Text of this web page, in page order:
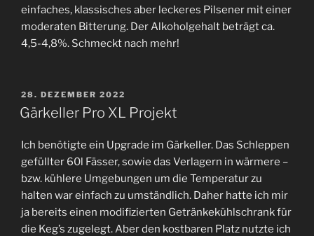
einfaches, klassisches aber leckeres Pilsener mit einer
moderaten Bitterung. Der Alkoholgehalt beträgt ca.
4,5-4,8%. Schmeckt nach mehr!
VERÖFFENTLICHT
AM
28. DEZEMBER 2022
Gärkeller Pro XL Projekt
Ich benötigte ein Upgrade im Gärkeller. Das Schleppen
gefüllter 60l Fässer, sowie das Verlagern in wärmere –
bzw. kühlere Umgebungen um die Temperatur zu
halten war einfach zu umständlich. Daher hatte ich mir
ja bereits einen modifizierten Getränkekühlschrank für
die Keg’s zugelegt. Aber den kostbaren Platz nutzte ich